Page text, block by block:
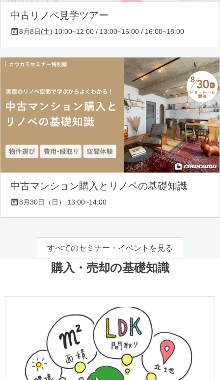
中古リノベ見学ツアー
8月8日(土) 10:00~12:00 / 13:00~15:00 / 16:00~18:00
中古マンション購入とリノベの基礎知識
8月30日（日） 13:00~14:00
すべてのセミナー・イベントを見る
購入・売却の基礎知識